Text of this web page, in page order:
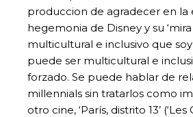
produccion de agradecer en la
hegemonia de Disney y su
multicultural e inclusivo que
puede ser multicultural e
forzado. Se puede hablar de
millennials sin tratarlos como
otro cine, ‘París, distrito 13’